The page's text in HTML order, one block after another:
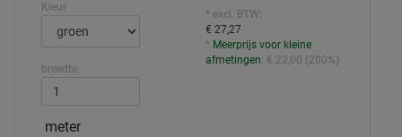
Kleur
breedte:
meter
* excl. BTW:
€ 27,27
* Meerprijs voor kleine
afmetingen: € 22,00 (200%)